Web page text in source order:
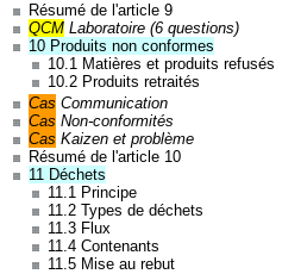
Résumé de l'article 9
QCM Laboratoire (6 questions)
10 Produits non conformes
10.1 Matières et produits refusés
10.2 Produits retraités
Cas Communication
Cas Non-conformités
Cas Kaizen et problème
Résumé de l'article 10
11 Déchets
11.1 Principe
11.2 Types de déchets
11.3 Flux
11.4 Contenants
11.5 Mise au rebut